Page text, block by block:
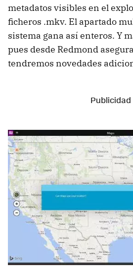
metadatos visibles en el
ficheros .mkv. El apartado
sistema gana así enteros. Y
pues desde Redmond
tendremos novedades